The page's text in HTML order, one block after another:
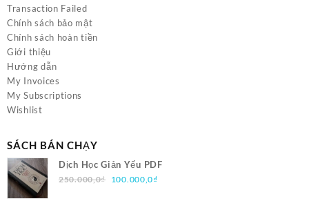
Transaction Failed
Chính sách bảo mật
Chính sách hoàn tiền
Giới thiệu
Hướng dẫn
My Invoices
My Subscriptions
Wishlist
SÁCH BÁN CHẠY
Dịch Học Giản Yếu PDF
250.000,0₫ Giá
100.000,0₫Giá